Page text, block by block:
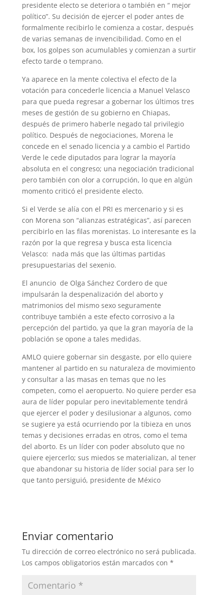
presidente electo se deteriora o también en “ mejor
político”. Su decisión de ejercer el poder antes de
formalmente recibirlo le comienza a costar, después
de varias semanas de invencibilidad. Como en el
box, los golpes son acumulables y comienzan a surtir
efecto tarde o temprano.
Ya aparece en la mente colectiva el efecto de la
votación para concederle licencia a Manuel Velasco
para que pueda regresar a gobernar los últimos tres
meses de gestión de su gobierno en Chiapas,
después de primero haberle negado tal privilegio
político. Después de negociaciones, Morena le
concede en el senado licencia y a cambio el Partido
Verde le cede diputados para lograr la mayoría
absoluta en el congreso; una negociación tradicional
pero también con olor a corrupción, lo que en algún
momento criticó el presidente electo.
Si el Verde se alía con el PRI es mercenario y si es
con Morena son “alianzas estratégicas”, así parecen
percibirlo en las filas morenistas. Lo interesante es la
razón por la que regresa y busca esta licencia
Velasco: nada más que las últimas partidas
presupuestarias del sexenio.
El anuncio de Olga Sánchez Cordero de que
impulsarán la despenalización del aborto y
matrimonios del mismo sexo seguramente
contribuye también a este efecto corrosivo a la
percepción del partido, ya que la gran mayoría de la
población se opone a tales medidas.
AMLO quiere gobernar sin desgaste, por ello quiere
mantener al partido en su naturaleza de movimiento
y consultar a las masas en temas que no les
competen, como el aeropuerto. No quiere perder esa
aura de líder popular pero inevitablemente tendrá
que ejercer el poder y desilusionar a algunos, como
se sugiere ya está ocurriendo por la tibieza en unos
temas y decisiones erradas en otros, como el tema
del aborto. Es un líder con poder absoluto que no
quiere ejercerlo; sus miedos se materializan, al tener
que abandonar su historia de líder social para ser lo
que tanto persiguió, presidente de México
Enviar comentario
Tu dirección de correo electrónico no será publicada.
Los campos obligatorios están marcados con *